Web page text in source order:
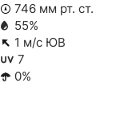
746 мм рт. ст.
55%
1 м/с ЮВ
7
0%